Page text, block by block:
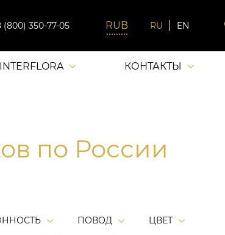
(800) 350-77-05 RU EN
КОНТАКТЫ
по России
ПОВОД
ЦВЕТ